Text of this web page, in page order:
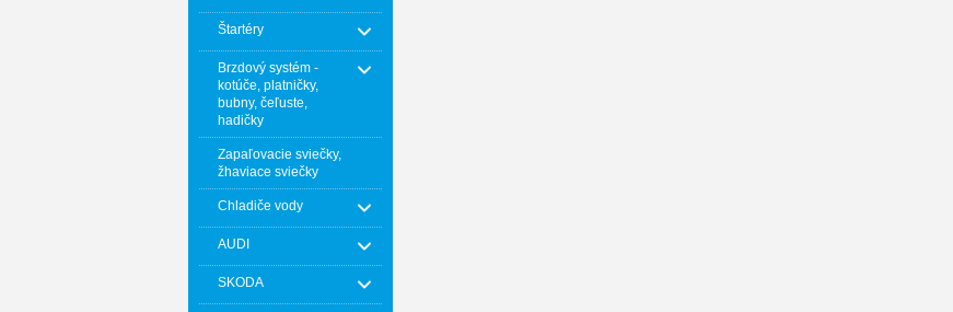
Štartéry
Brzdový systém -
kotúče, platničky,
bubny, čeľuste,
hadičky
Zapaľovacie sviečky,
žhaviace sviečky
Chladiče vody
AUDI
SKODA